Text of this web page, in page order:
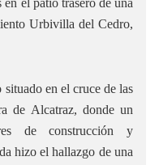
el patio trasero de una
Urbivilla del Cedro,
en el cruce de las
de Alcatraz, donde un
de construcción y
hizo el hallazgo de una